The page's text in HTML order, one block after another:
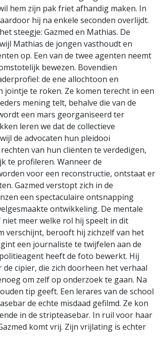
hem zijn pak friet afhandig maken. In
hij na enkele seconden overlijdt.
steegje: Gazmed en Mathias. De
Mathias de jongen vasthoudt en
op. Een van de twee agenten neemt
bewezen. Bovendien
de ene allochtoon en
jointje te roken. Ze komen terecht in een
mening telt, behalve die van de
een mars georganiseerd ter
leren we dat de collectieve
de advocaten hun pleidooi
van hun cliënten te verdedigen,
te profileren. Wanneer de
voor een reconstructie, ontstaat er
Gazmed verstopt zich in de
een spectaculaire ontsnapping
ontwikkeling. De mentale
meer welke rol hij speelt in dit
verschijnt, berooft hij zichzelf van het
een journaliste te twijfelen aan de
heeft de foto bewerkt. Hij
cipier, die zich doorheen het verhaal
om zelf op onderzoek te gaan. Na
tip geeft. Een lerares van de school
de echte misdaad gefilmd. Ze kon
in de stripteasebar. In ruil voor haar
komt vrij. Zijn vrijlating is echter